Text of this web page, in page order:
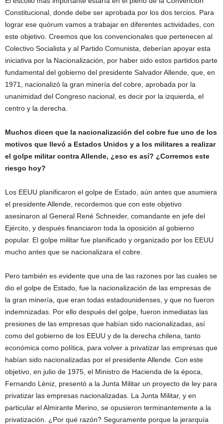
Constitucional, donde debe ser aprobada por los dos tercios. Para
lograr ese quórum vamos a trabajar en diferentes actividades, con
este objetivo. Creemos que los convencionales que pertenecen al
Colectivo Socialista y al Partido Comunista, deberían apoyar esta
iniciativa por la Nacionalización, por haber sido estos partidos parte
fundamental del gobierno del presidente Salvador Allende, que, en
1971, nacionalizó la gran minería del cobre, aprobada por la
unanimidad del Congreso nacional, es decir por la izquierda, el
centro y la derecha.
Muchos dicen que la nacionalización del cobre fue uno de los
motivos que llevó a Estados Unidos y a los militares a realizar
el golpe militar contra Allende, ¿eso es así? ¿Corremos este
riesgo hoy?
Los EEUU planificaron el golpe de Estado, aún antes que asumiera
el presidente Allende, recordemos que con este objetivo
asesinaron al General René Schneider, comandante en jefe del
Ejército, y después financiaron toda la oposición al gobierno
popular. El golpe militar fue planificado y organizado por los EEUU
mucho antes que se nacionalizara el cobre.
Pero también es evidente que una de las razones por las cuales se
dio el golpe de Estado, fue la nacionalización de las empresas de
la gran minería, que eran todas estadounidenses, y que no fueron
indemnizadas. Por ello después del golpe, fueron inmediatas las
presiones de las empresas que habían sido nacionalizadas, así
como del gobierno de los EEUU y de la derecha chilena, tanto
económica como política, para volver a privatizar las empresas que
habían sido nacionalizadas por el presidente Allende. Con este
objetivo, en julio de 1975, el Ministro de Hacienda de la época,
Fernando Léniz, presentó a la Junta Militar un proyecto de ley para
privatizar las empresas nacionalizadas. La Junta Militar, y en
particular el Almirante Merino, se opusieron terminantemente a la
privatización. ¿Por qué razón? Seguramente porque la jerarquía